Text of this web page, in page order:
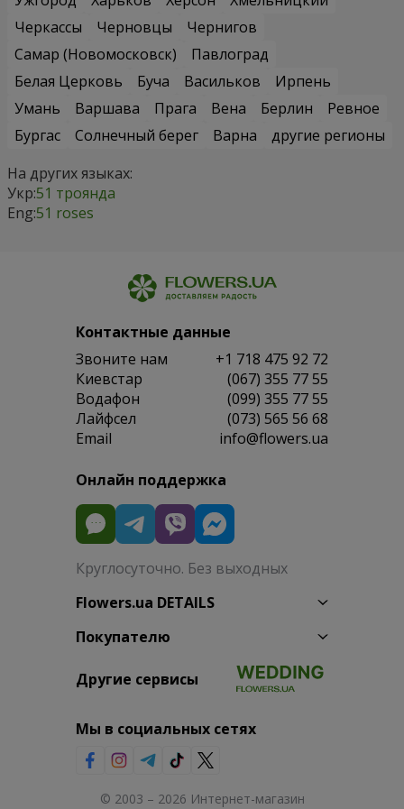
Черкассы
Черновцы
Чернигов
Самар (Новомосковск)
Павлоград
Белая Церковь
Буча Васильков
Ирпень
Умань
Варшава Прага Вена Берлин
Ревное
Бургас
Солнечный берег Варна
другие регионы
На других языках:
Укр:51 троянда
Eng:51 roses
Контактные данные
Звоните нам
+1 718 475 92 72
Киевстар
(067) 355 77 55
Водафон
(099) 355 77 55
Лайфсел
(073) 565 56 68
Email
info@flowers.ua
Онлайн поддержка
Круглосуточно. Без выходных
Flowers.ua DETAILS
Покупателю
Другие сервисы
Мы в социальных сетях
© 2003 – 2026 Интернет-магазин